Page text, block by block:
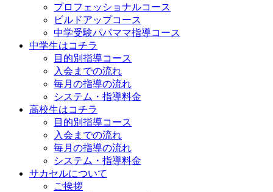
プロフェッショナルコース
ビルドアップコース
中学受験パパママ指導コース
中学生はコチラ
目的別指導コース
入会までの流れ
毎月の指導の流れ
システム・指導料金
高校生はコチラ
目的別指導コース
入会までの流れ
毎月の指導の流れ
システム・指導料金
サカセルについて
ご挨拶